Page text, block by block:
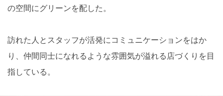
の空間にグリーンを配した。
訪れた人とスタッフが活発にコミュニケーションをはか
り、仲間同士になれるような雰囲気が溢れる店づくりを目
指している。